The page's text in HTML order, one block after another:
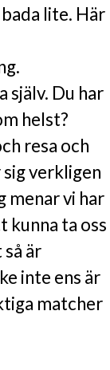
lite. Här
själv. Du har
helst?
resa och
verkligen
menar vi har
kunna ta oss
är
inte ens är
matcher